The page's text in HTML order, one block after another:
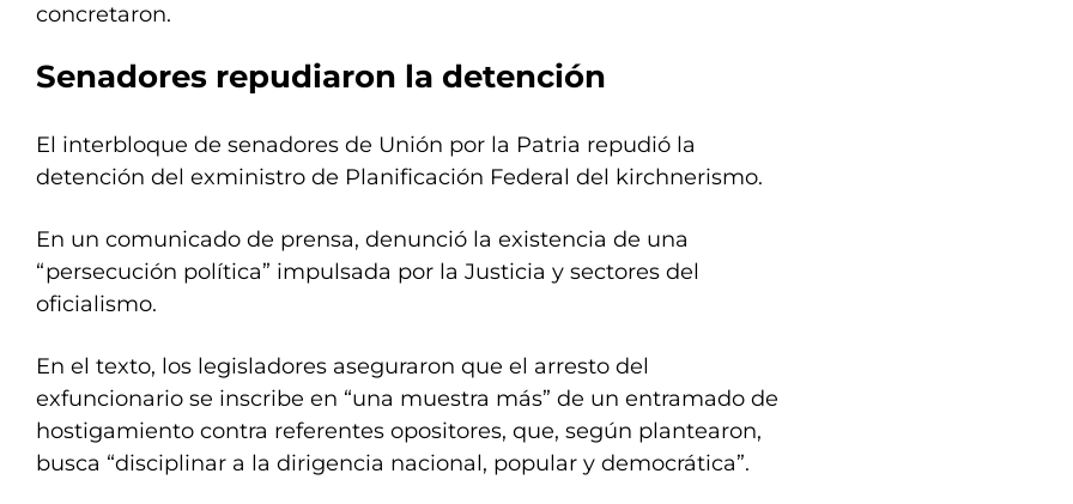
concretaron.
Senadores repudiaron la detención
El interbloque de senadores de Unión por la Patria repudió la
detención del exministro de Planificación Federal del kirchnerismo.
En un comunicado de prensa, denunció la existencia de una
“persecución política” impulsada por la Justicia y sectores del
oficialismo.
En el texto, los legisladores aseguraron que el arresto del
exfuncionario se inscribe en “una muestra más” de un entramado de
hostigamiento contra referentes opositores, que, según plantearon,
busca “disciplinar a la dirigencia nacional, popular y democrática”.